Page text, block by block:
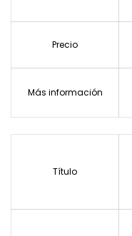
Precio
Más información
Título